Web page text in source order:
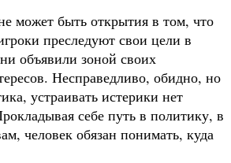
может быть открытия в том, что
преследуют свои цели в
объявили зоной своих
Несправедливо, обидно, но
устраивать истерики нет
себе путь в политику, в
человек обязан понимать, куда